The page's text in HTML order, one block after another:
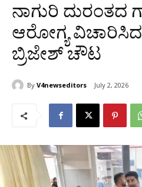
ನಾಗುರಿ ದುರಂತದ
ಆರೋಗ್ಯ ವಿಚಾರಿಸಿದ
ಬ್ರಿಜೇಶ್ ಚೌಟ
By V4newseditors July 2, 2026